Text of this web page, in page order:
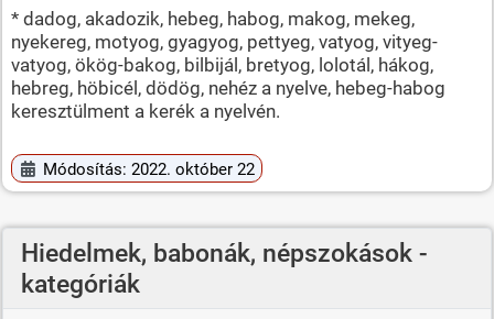
* dadog, akadozik, hebeg, habog, makog, mekeg,
nyekereg, motyog, gyagyog, pettyeg, vatyog, vityeg-
vatyog, ökög-bakog, bilbijál, bretyog, lolotál, hákog,
hebreg, höbicél, dödög, nehéz a nyelve, hebeg-habog
keresztülment a kerék a nyelvén.
Módosítás: 2022. október 22
Hiedelmek, babonák, népszokások -
kategóriák